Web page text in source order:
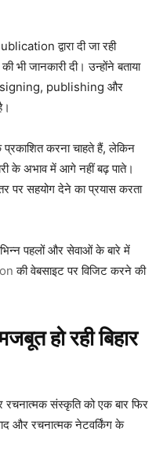
द्वारा दी जा रही
जानकारी दी। उन्होंने बताया
publishing और
प्रकाशित करना चाहते हैं, लेकिन
के अभाव में आगे नहीं बढ़ पाते।
सहयोग देने का प्रयास करता
पहलों और सेवाओं के बारे में
की वेबसाइट पर विजिट करने की
हो रही बिहार
रचनात्मक संस्कृति को एक बार फिर
और रचनात्मक नेटवर्किंग के